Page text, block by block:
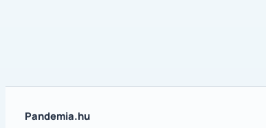
Pandemia.hu